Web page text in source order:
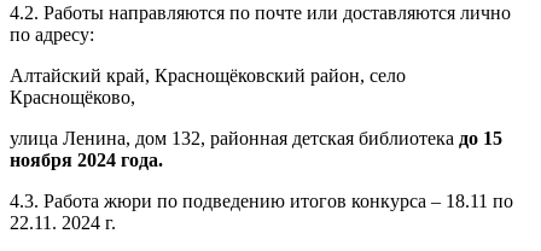
4.2. Работы направляются по почте или доставляются лично
по адресу:
Алтайский край, Краснощёковский район, село
Краснощёково,
улица Ленина, дом 132, районная детская библиотека до 15
ноября 2024 года.
4.3. Работа жюри по подведению итогов конкурса – 18.11 по
22.11. 2024 г.